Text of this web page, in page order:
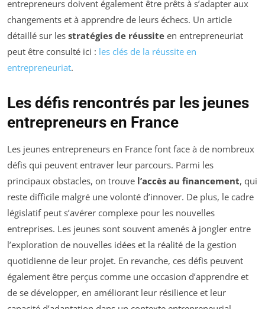
entrepreneurs doivent également être prêts à s’adapter aux
changements et à apprendre de leurs échecs. Un article
détaillé sur les stratégies de réussite en entrepreneuriat
peut être consulté ici : les clés de la réussite en
entrepreneuriat.
Les défis rencontrés par les jeunes
entrepreneurs en France
Les jeunes entrepreneurs en France font face à de nombreux
défis qui peuvent entraver leur parcours. Parmi les
principaux obstacles, on trouve l’accès au financement, qui
reste difficile malgré une volonté d’innover. De plus, le cadre
législatif peut s’avérer complexe pour les nouvelles
entreprises. Les jeunes sont souvent amenés à jongler entre
l’exploration de nouvelles idées et la réalité de la gestion
quotidienne de leur projet. En revanche, ces défis peuvent
également être perçus comme une occasion d’apprendre et
de se développer, en améliorant leur résilience et leur